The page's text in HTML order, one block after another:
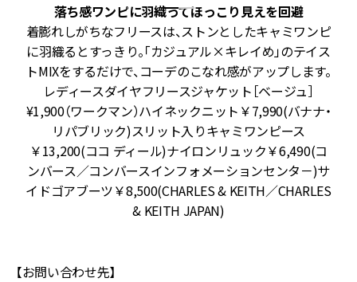
落ち感ワンピに羽織ってほっこり見えを回避
着膨れしがちなフリースは、ストンとしたキャミワンピ
に羽織るとすっきり。「カジュアル×キレイめ」のテイス
トMIXをするだけで、コーデのこなれ感がアップします。
レディースダイヤフリースジャケット［ベージュ］
¥1,900（ワークマン）ハイネックニット￥7,990(バナナ・
リパブリック)スリット入りキャミワンピース
￥13,200(ココ ディール)ナイロンリュック￥6,490(コ
ンバース／コンバースインフォメーションセンタ－)サ
イドゴアブーツ￥8,500(CHARLES & KEITH／CHARLES
& KEITH JAPAN)
【お問い合わせ先】